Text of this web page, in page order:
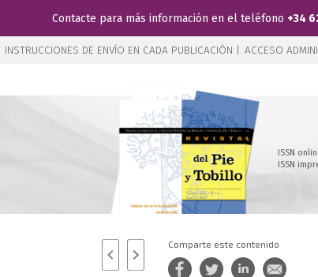
Contacte para más información en el teléfono +34
INSTRUCCIONES DE ENVÍO EN CADA PUBLICACIÓN | ACCESO
ISSN
ISSN
Comparte este contenido